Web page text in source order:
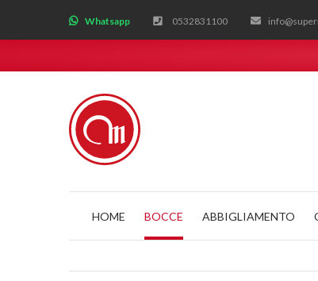
Whatsapp 0532831100
HOME BOCCE ABBIGLIAMENTO